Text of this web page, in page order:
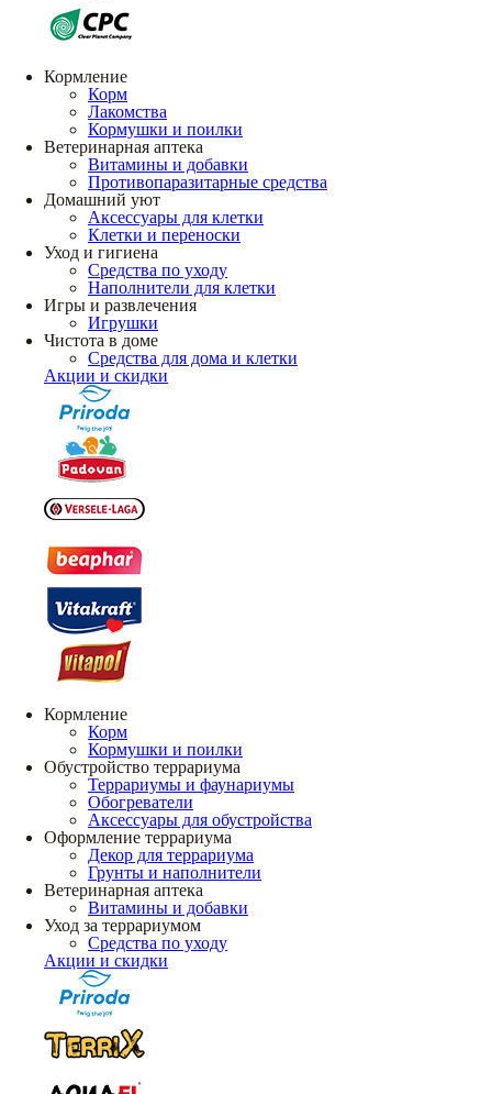
Кормление
Корм
Лакомства
Кормушки и поилки
Ветеринарная аптека
Витамины и добавки
Противопаразитарные средства
Домашний уют
Аксессуары для клетки
Клетки и переноски
Уход и гигиена
Средства по уходу
Наполнители для клетки
Игры и развлечения
Игрушки
Чистота в доме
Средства для дома и клетки
Акции и скидки
Кормление
Корм
Кормушки и поилки
Обустройство террариума
Террариумы и фаунариумы
Обогреватели
Аксессуары для обустройства
Оформление террариума
Декор для террариума
Грунты и наполнители
Ветеринарная аптека
Витамины и добавки
Уход за террариумом
Средства по уходу
Акции и скидки